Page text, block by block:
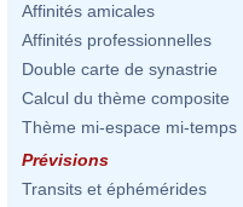
Affinités amicales
Affinités professionnelles
Double carte de synastrie
Calcul du thème composite
Thème mi-espace mi-temps
Prévisions
Transits et éphémérides